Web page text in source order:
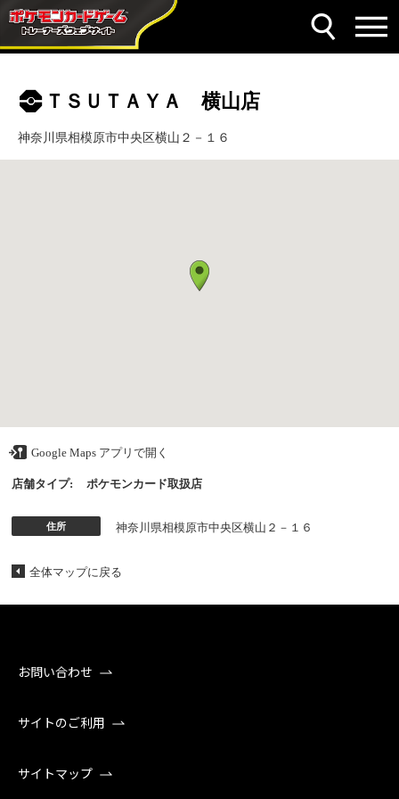
ＴＳＵＴＡＹＡ 横山店
神奈川県相模原市中央区横山２－１６
Google Maps アプリで開く
店舗タイプ: ポケモンカード取扱店
住所 神奈川県相模原市中央区横山２－１６
全体マップに戻る
お問い合わせ
サイトのご利用
サイトマップ